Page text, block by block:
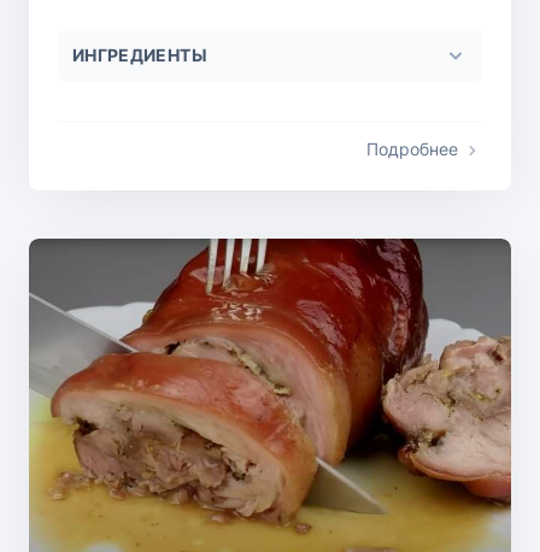
ИНГРЕДИЕНТЫ
Подробнее